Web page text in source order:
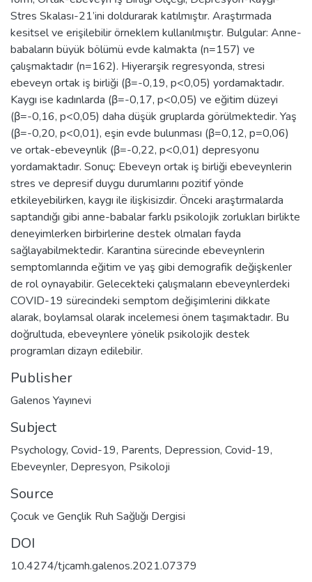
Stres Skalası-21’ini doldurarak katılmıştır. Araştırmada
kesitsel ve erişilebilir örneklem kullanılmıştır. Bulgular: Anne-
babaların büyük bölümü evde kalmakta (n=157) ve
çalışmaktadır (n=162). Hiyerarşik regresyonda, stresi
ebeveyn ortak iş birliği (β=-0,19, p<0,05) yordamaktadır.
Kaygı ise kadınlarda (β=-0,17, p<0,05) ve eğitim düzeyi
(β=-0,16, p<0,05) daha düşük gruplarda görülmektedir. Yaş
(β=-0,20, p<0,01), eşin evde bulunması (β=0,12, p=0,06)
ve ortak-ebeveynlik (β=-0,22, p<0,01) depresyonu
yordamaktadır. Sonuç: Ebeveyn ortak iş birliği ebeveynlerin
stres ve depresif duygu durumlarını pozitif yönde
etkileyebilirken, kaygı ile ilişkisizdir. Önceki araştırmalarda
saptandığı gibi anne-babalar farklı psikolojik zorlukları birlikte
deneyimlerken birbirlerine destek olmaları fayda
sağlayabilmektedir. Karantina sürecinde ebeveynlerin
semptomlarında eğitim ve yaş gibi demografik değişkenler
de rol oynayabilir. Gelecekteki çalışmaların ebeveynlerdeki
COVID-19 sürecindeki semptom değişimlerini dikkate
alarak, boylamsal olarak incelemesi önem taşımaktadır. Bu
doğrultuda, ebeveynlere yönelik psikolojik destek
programları dizayn edilebilir.
Publisher
Galenos Yayınevi
Subject
Psychology, Covid-19, Parents, Depression, Covid-19,
Ebeveynler, Depresyon, Psikoloji
Source
Çocuk ve Gençlik Ruh Sağlığı Dergisi
DOI
10.4274/tjcamh.galenos.2021.07379